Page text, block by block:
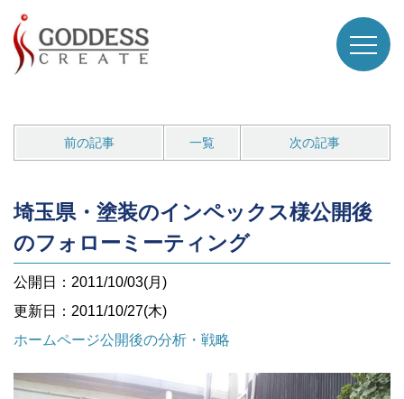
前の記事 一覧 次の記事
埼玉県・塗装のインペックス様公開後
のフォローミーティング
公開日：2011/10/03(月)
更新日：2011/10/27(木)
ホームページ公開後の分析・戦略